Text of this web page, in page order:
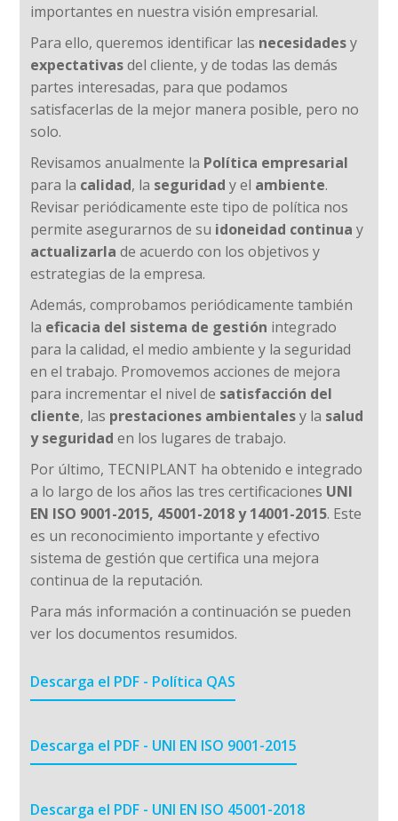
importantes en nuestra visión empresarial.
Para ello, queremos identificar las necesidadesy
expectativasdel cliente, y de todas las demás
partes interesadas, para que podamos
satisfacerlas de la mejor manera posible, pero no
solo.
Revisamos anualmente la Política empresarial
para la calidad, la seguridad y el ambiente.
Revisar periódicamente este tipo de política nos
permite asegurarnos de su idoneidad continua y
actualizarla de acuerdo con los objetivos y
estrategias de la empresa.
Además, comprobamos periódicamente también
la eficacia del sistema de gestión integrado
para la calidad, el medio ambiente y la seguridad
en el trabajo. Promovemos acciones de mejora
para incrementar el nivel de satisfacción del
cliente, las prestaciones ambientalesy la salud
y seguridad en los lugares de trabajo.
Por último, TECNIPLANT ha obtenido e integrado
a lo largo de los años las tres certificaciones UNI
EN ISO 9001-2015, 45001-2018 y 14001-2015. Este
es un reconocimiento importante y efectivo
sistema de gestión que certifica una mejora
continua de la reputación.
Para más información a continuación se pueden
ver los documentos resumidos.
Descarga el PDF - Política QAS
Descarga el PDF - UNI EN ISO 9001-2015
Descarga el PDF - UNI EN ISO 45001-2018